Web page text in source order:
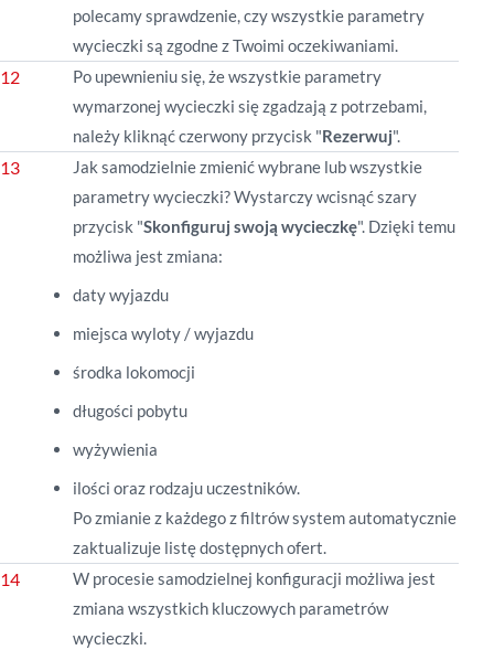
polecamy sprawdzenie, czy wszystkie parametry
wycieczki są zgodne z Twoimi oczekiwaniami.
Po upewnieniu się, że wszystkie parametry
wymarzonej wycieczki się zgadzają z potrzebami,
należy kliknąć czerwony przycisk "Rezerwuj".
Jak samodzielnie zmienić wybrane lub wszystkie
parametry wycieczki? Wystarczy wcisnąć szary
przycisk "Skonfiguruj swoją wycieczkę". Dzięki temu
możliwa jest zmiana:
daty wyjazdu
miejsca wyloty / wyjazdu
środka lokomocji
długości pobytu
wyżywienia
ilości oraz rodzaju uczestników.
Po zmianie z każdego z filtrów system automatycznie
zaktualizuje listę dostępnych ofert.
W procesie samodzielnej konfiguracji możliwa jest
zmiana wszystkich kluczowych parametrów
wycieczki.